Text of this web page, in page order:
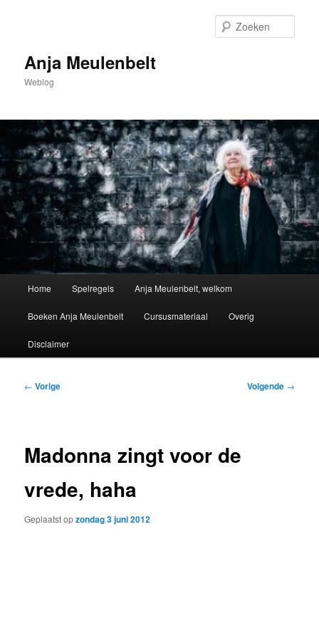
inhoudAnja Meulenbelt
Weblog
Home Spelregels Anja Meulenbelt, welkom
Boeken Anja Meulenbelt Cursusmateriaal Overig
Disclaimer
Bericht
← Vorige Volgende →
Madonna zingt voor de
vrede, haha
Geplaatst opzondag 3 juni 2012